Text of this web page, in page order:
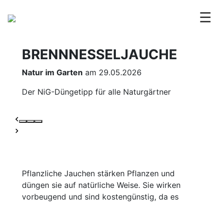
☰
BRENNNESSELJAUCHE
Natur im Garten am 29.05.2026
Der NiG-Düngetipp für alle Naturgärtner
Pflanzliche Jauchen stärken Pflanzen und
düngen sie auf natürliche Weise. Sie wirken
vorbeugend und sind kostengünstig, da es